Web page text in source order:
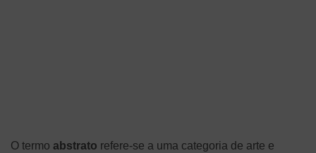
O termo abstrato refere-se a uma categoria de arte e